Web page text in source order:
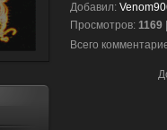
Добавил:
Просмотров: 1169
Всего